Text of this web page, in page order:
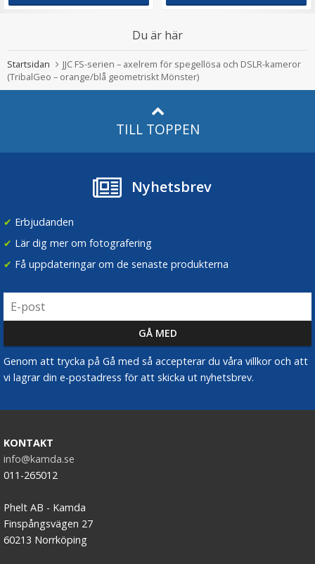
Du är här
Startsidan
JJC FS-serien – axelrem för spegellösa och DSLR-kameror
(TribalGeo – orange/blå geometriskt Mönster)
TILL TOPPEN
Nyhetsbrev
✔ Erbjudanden
✔ Lär dig mer om fotografering
✔ Få uppdateringar om de senaste produkterna
Genom att trycka på Gå med så accepterar du våra villkor och att
vi lagrar din e-postadress för att skicka ut nyhetsbrev.
KONTAKT
info@kamda.se
011-265012
Phelt AB - Kamda
Finspångsvägen 27
60213 Norrköping